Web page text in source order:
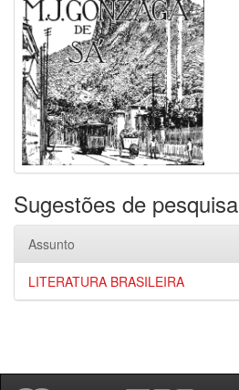
Sugestões de pesquisa
Assunto
LITERATURA BRASILEIRA